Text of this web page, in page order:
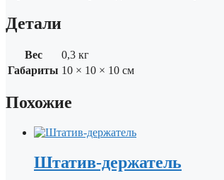
Детали
Вес
0,3 кг
Габариты 10 × 10 × 10 см
Похожие
Штатив-держатель